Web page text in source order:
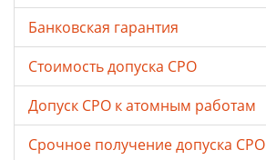
Банковская гарантия
Стоимость допуска СРО
Допуск СРО к атомным работам
Срочное получение допуска СРО